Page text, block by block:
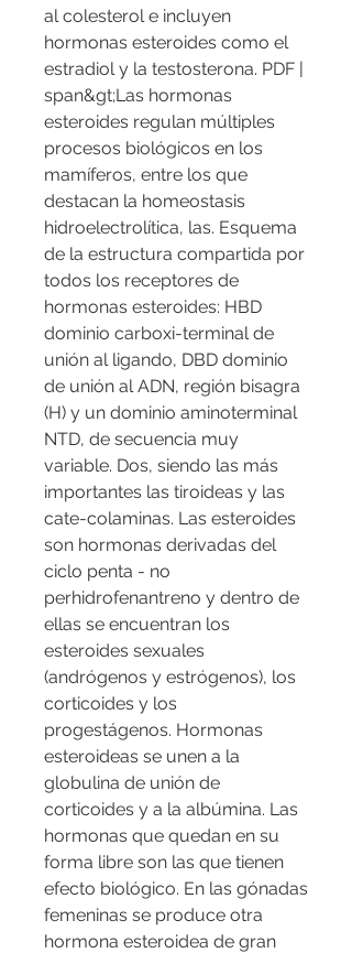
al colesterol e incluyen
hormonas esteroides como el
estradiol y la testosterona. PDF |
span&gt;Las hormonas
esteroides regulan múltiples
procesos biológicos en los
mamíferos, entre los que
destacan la homeostasis
hidroelectrolítica, las. Esquema
de la estructura compartida por
todos los receptores de
hormonas esteroides: HBD
dominio carboxi-terminal de
unión al ligando, DBD dominio
de unión al ADN, región bisagra
(H) y un dominio aminoterminal
NTD, de secuencia muy
variable. Dos, siendo las más
importantes las tiroideas y las
cate-colaminas. Las esteroides
son hormonas derivadas del
ciclo penta - no
perhidrofenantreno y dentro de
ellas se encuentran los
esteroides sexuales
(andrógenos y estrógenos), los
corticoides y los
progestágenos. Hormonas
esteroideas se unen a la
globulina de unión de
corticoides y a la albúmina. Las
hormonas que quedan en su
forma libre son las que tienen
efecto biológico. En las gónadas
femeninas se produce otra
hormona esteroidea de gran